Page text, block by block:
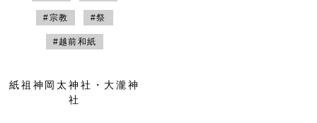
#宗教 #祭
#越前和紙
紙祖神岡太神社・大瀧神
社